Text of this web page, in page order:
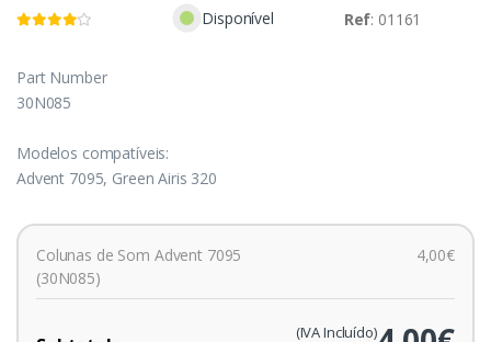
Disponível Ref: 01161
Part Number
30N085
Modelos compatíveis:
Advent 7095, Green Airis 320
Colunas de Som Advent 7095
(30N085)
4,00€
(IVA Incluído)